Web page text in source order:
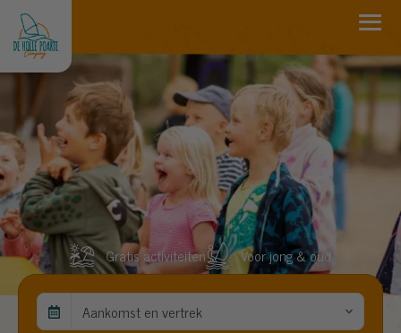
Gratis activiteiten Voor jong & oud
Aankomst en vertrek